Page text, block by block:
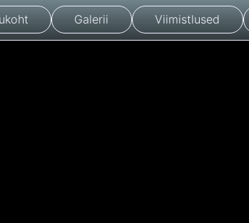
Galerii Viimistlused